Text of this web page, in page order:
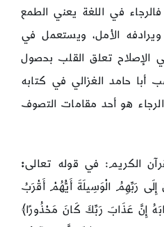
في اللغة يعني الطمع
الأمل، ويستعمل في
الإصلاح تعلق القلب بحصول
أبا حامد الغزالي في كتابه
هو أحد مقامات التصوف
الكريم: في قوله تعالى:
إِلَى رَبِّهِمُ الْوَسِيلَةَ أَيُّهُمْ أَقْرَبُ
إِنَّ عَذَابَ رَبِّكَ كَانَ مَحْذُورًا﴾